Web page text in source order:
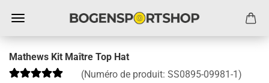
Mathews Kit Maître Top Hat
(Numéro de produit: SS0895-09981-1)